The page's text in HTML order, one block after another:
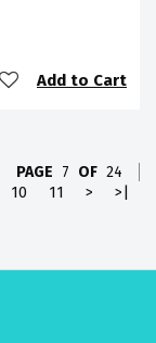
Add to Cart
PAGE 7 OF 24
10 11 > >|